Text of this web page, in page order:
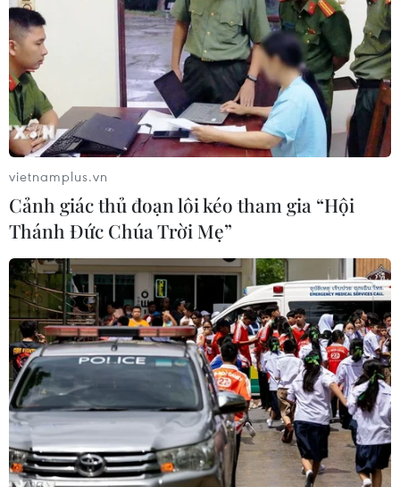
vietnamplus.vn
Cảnh giác thủ đoạn lôi kéo tham gia “Hội
Thánh Đức Chúa Trời Mẹ”